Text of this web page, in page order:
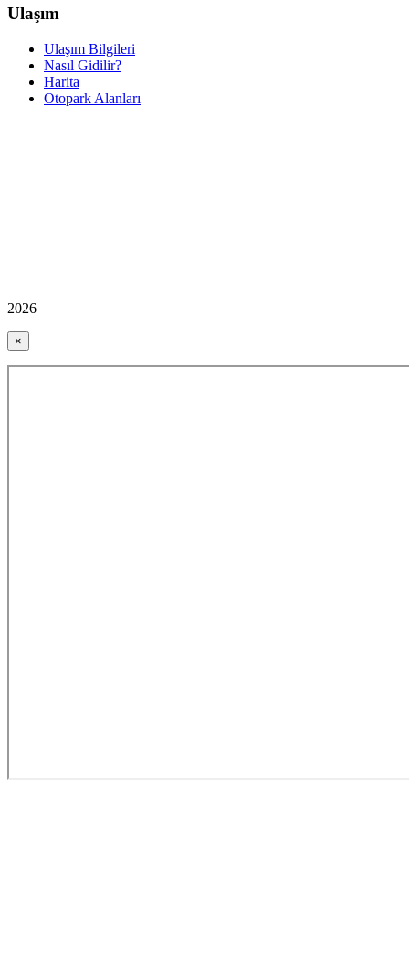
Ulaşım
Ulaşım Bilgileri
Nasıl Gidilir?
Harita
Otopark Alanları
2026
×